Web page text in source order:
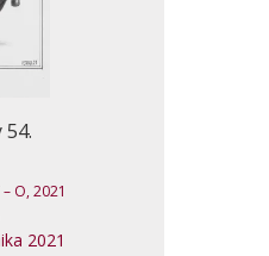
O, 2021
2021